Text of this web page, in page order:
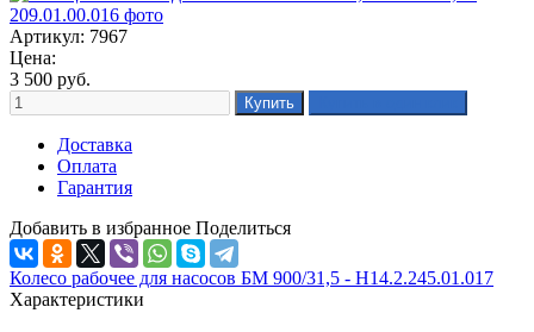
Артикул: 7967
Цена:
3 500 руб.
Доставка
Оплата
Гарантия
Добавить в избранное Поделиться
Колесо рабочее для насосов БМ 900/31,5 - Н14.2.245.01.017
Характеристики